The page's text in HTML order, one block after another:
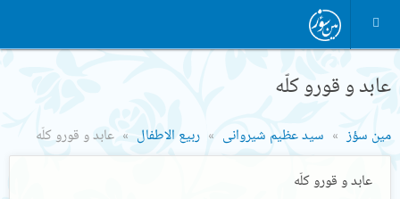
عابد و قورو کلّه
مین سؤز سید عظیم شیروانی ربیع الاطفال
عابد و قورو کلّه
عابد و قورو کلّه